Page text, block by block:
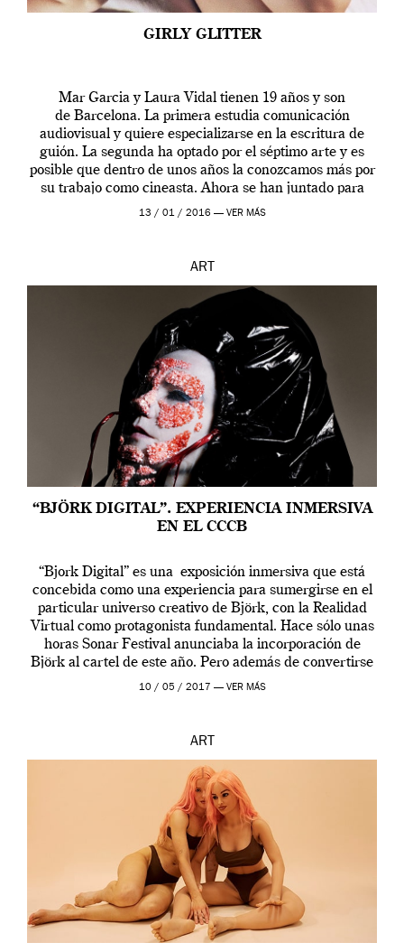
GIRLY GLITTER
Mar Garcia y Laura Vidal tienen 19 años y son
de Barcelona. La primera estudia comunicación
audiovisual y quiere especializarse en la escritura de
guión. La segunda ha optado por el séptimo arte y es
posible que dentro de unos años la conozcamos más por
su trabajo como cineasta. Ahora se han juntado para
contarnos una […]
13 / 01 / 2016 — VER MÁS
ART
“BJÖRK DIGITAL”. EXPERIENCIA INMERSIVA
EN EL CCCB
“Bjork Digital” es una exposición inmersiva que está
concebida como una experiencia para sumergirse en el
particular universo creativo de Björk, con la Realidad
Virtual como protagonista fundamental. Hace sólo unas
horas Sonar Festival anunciaba la incorporación de
Björk al cartel de este año. Pero además de convertirse
en una de las actuaciones más relevantes […]
10 / 05 / 2017 — VER MÁS
ART